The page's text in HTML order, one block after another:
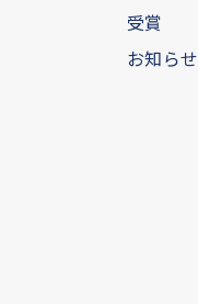
受賞
お知らせ